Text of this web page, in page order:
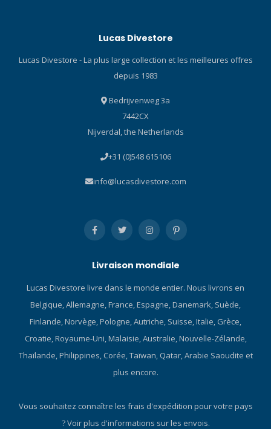
démonté. Avec l'ajout du
placer votre Suunto SK-7
au-dessus de votre
Lucas Divestore
Lucas Divestore - La plus large collection et les meilleures offres
depuis 1983
Bedrijvenweg 3a
7442CX
Nijverdal, the Netherlands
+31 (0)548 615106
info@lucasdivestore.com
Livraison mondiale
Lucas Divestore livre dans le monde entier. Nous livrons en
Belgique, Allemagne, France, Espagne, Danemark, Suède,
Finlande, Norvège, Pologne, Autriche, Suisse, Italie, Grèce,
Croatie, Royaume-Uni, Malaisie, Australie, Nouvelle-Zélande,
Thaïlande, Philippines, Corée, Taïwan, Qatar, Arabie Saoudite et
plus encore.
Vous souhaitez connaître les frais d'expédition pour votre pays
?Voir plus d'informations sur les envois.